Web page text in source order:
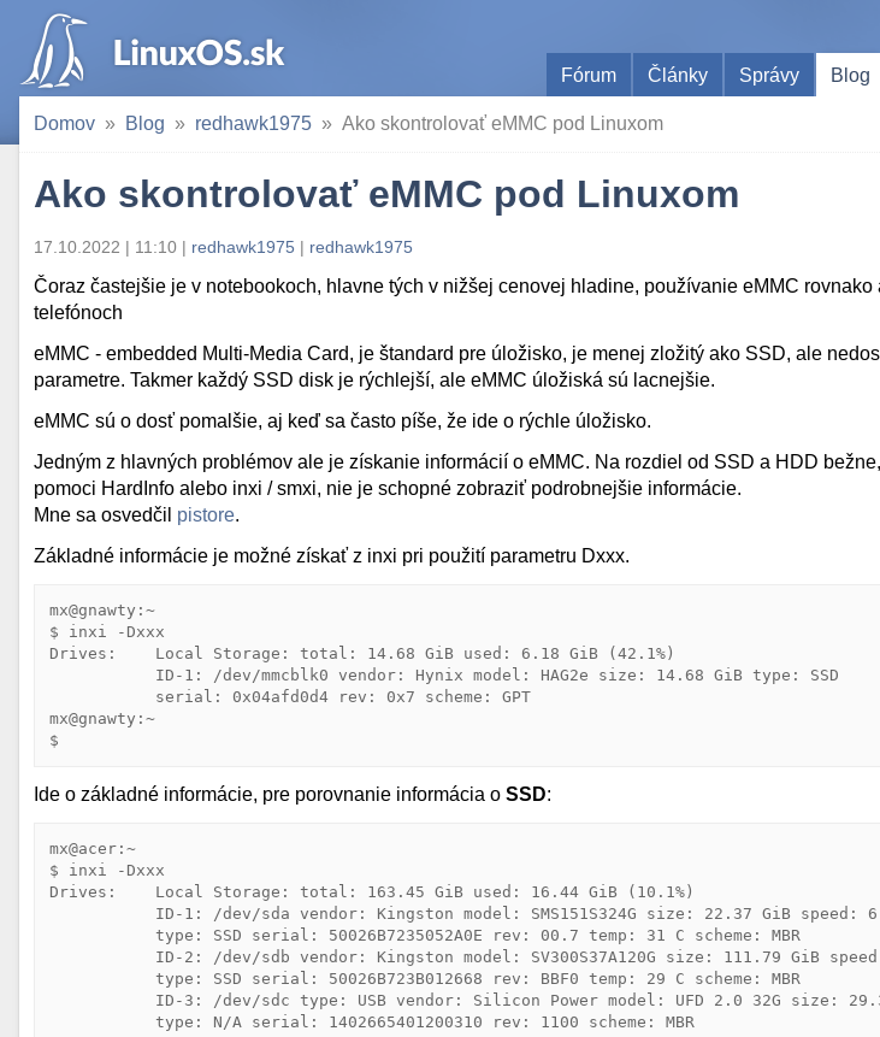
Fórum
Články Správy Blog
Domov Blog redhawk1975 Ako skontrolovať eMMC pod Linuxom
Ako skontrolovať eMMC pod Linuxom
17.10.2022 | 11:10 | redhawk1975 | redhawk1975
Čoraz častejšie je v notebookoch, hlavne tých v nižšej cenovej hladine, používanie eMMC rovnako
telefónoch
eMMC - embedded Multi-Media Card, je štandard pre úložisko, je menej zložitý ako SSD, ale
parametre. Takmer každý SSD disk je rýchlejší, ale eMMC úložiská sú lacnejšie.
eMMC sú o dosť pomalšie, aj keď sa často píše, že ide o rýchle úložisko.
Jedným z hlavných problémov ale je získanie informácií o eMMC. Na rozdiel od SSD a HDD
pomoci HardInfo alebo inxi / smxi, nie je schopné zobraziť podrobnejšie informácie.
Mne sa osvedčil pistore.
Základné informácie je možné získať z inxi pri použití parametru Dxxx.
mx@gnawty:~
$ inxi -Dxxx
Drives:    Local Storage: total: 14.68 GiB used: 6.18 GiB (42.1%)
           ID-1: /dev/mmcblk0 vendor: Hynix model: HAG2e size: 14.68 GiB type: SSD
           serial: 0x04afd0d4 rev: 0x7 scheme: GPT
mx@gnawty:~
$
Ide o základné informácie, pre porovnanie informácia o SSD:
mx@acer:~
$ inxi -Dxxx
Drives:    Local Storage: total: 163.45 GiB used: 16.44 GiB (10.1%)
ID-1: /dev/sda vendor: Kingston model: SMS151S324G size: 22.37 GiB speed:
           type: SSD serial: 50026B7235052A0E rev: 00.7 temp: 31 C scheme: MBR
ID-2: /dev/sdb vendor: Kingston model: SV300S37A120G size: 111.79 GiB
           type: SSD serial: 50026B723B012668 rev: BBF0 temp: 29 C scheme: MBR
ID-3: /dev/sdc type: USB vendor: Silicon Power model: UFD 2.0 32G size:
           type: N/A serial: 1402665401200310 rev: 1100 scheme: MBR